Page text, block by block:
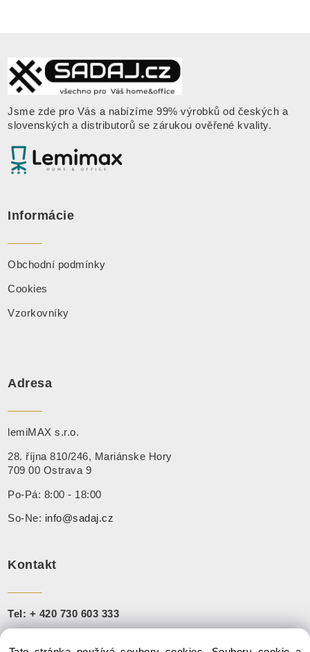
Jsme zde pro Vás a nabízíme 99% výrobků od českých a
slovenských a distributorů se zárukou ověřené kvality.
Informácie
Obchodní podmínky
Cookies
Vzorkovníky
Adresa
lemiMAX s.r.o.
28. října 810/246, Mariánske Hory
709 00 Ostrava 9
Po-Pá: 8:00 - 18:00
So-Ne: info@sadaj.cz
Kontakt
Tel: + 420 730 603 333